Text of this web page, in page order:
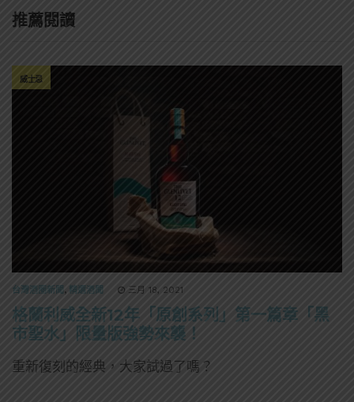
推薦閱讀
威士忌
台灣酒圈新聞 , 精選酒聞 三月 18, 2021
格蘭利威全新12年「原創系列」第一篇章「黑
市聖水」限量版強勢來襲！
重新復刻的經典，大家試過了嗎？